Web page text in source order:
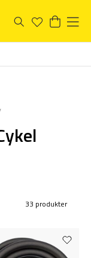
33 produkter